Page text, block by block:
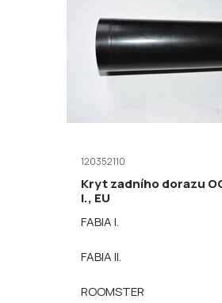
120352110
Kryt zadního dorazu
I., EU
FABIA I.
FABIA II.
ROOMSTER